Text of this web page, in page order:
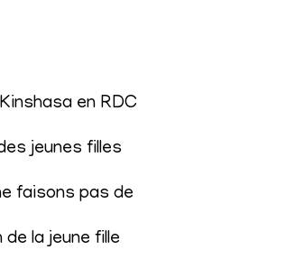
en RDC
jeunes filles
faisons pas de
la jeune fille